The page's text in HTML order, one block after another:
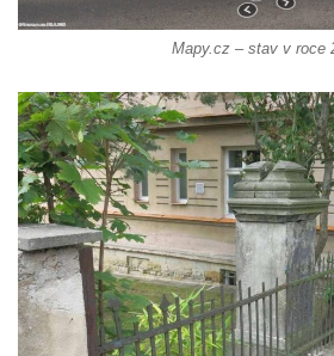
Kříž u domu čp. 155 v Chřibské
Údajný kříž u domu čp. 283 ve
Kříž na návsi v Bukolu
Centrální kříž hřbitova v Hrobčicích
Kříž u silnice z Chouče do Mirošovic
Centrální kříž hřbitova v Chouči
Kříž na rozcestí v Záluží
Kříž v ulici V Zátiší v Dobříni
Boží muka u domu čp. 392 na rohu ulic
Mapy.cz – stav v roce